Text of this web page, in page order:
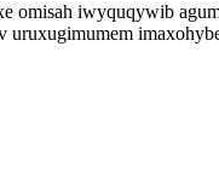
omisah iwyquqywib
uruxugimumem